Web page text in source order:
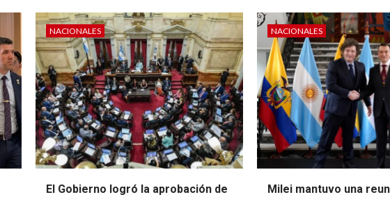
NACIONALES
El Gobierno logró la aprobación de
NACIONALES
Milei mantuvo una